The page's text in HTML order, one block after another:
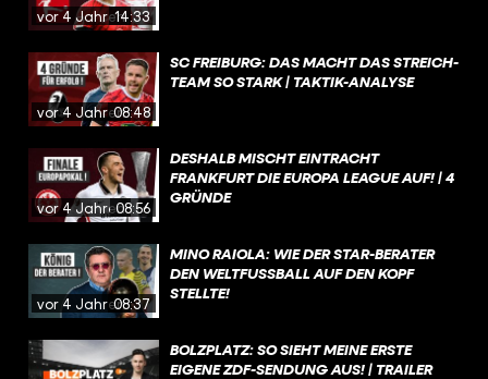
vor 4 Jahren14:33
vor 4 Jahren08:48
SC FREIBURG: DAS MACHT DAS STREICH-
TEAM SO STARK | TAKTIK-ANALYSE
vor 4 Jahren08:56
DESHALB MISCHT EINTRACHT
FRANKFURT DIE EUROPA LEAGUE AUF! | 4
GRÜNDE
vor 4 Jahren08:37
MINO RAIOLA: WIE DER STAR-BERATER
DEN WELTFUSSBALL AUF DEN KOPF S
TELLTE!
BOLZPLATZ: SO SIEHT MEINE ERSTE
EIGENE ZDF-SENDUNG AUS! | TRAILER